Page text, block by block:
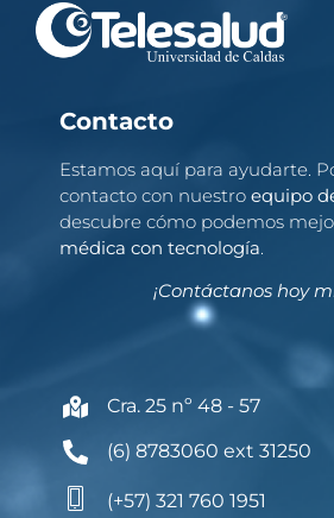
Contacto
Estamos aquí para ayudarte.
contacto con nuestro equipo
descubre cómo podemos
médica con tecnología.
¡Contáctanos hoy
Cra. 25 nº 48 - 57
(6) 8783060 ext 31250
(+57) 321 760 1951